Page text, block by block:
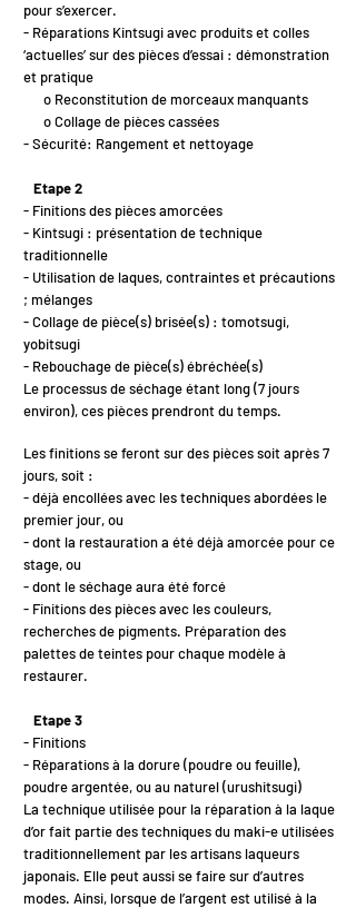
pour s’exercer.
- Réparations Kintsugi avec produits et colles
‘actuelles’ sur des pièces d’essai : démonstration
et pratique
o Reconstitution de morceaux manquants
o Collage de pièces cassées
- Sécurité: Rangement et nettoyage
Etape 2
- Finitions des pièces amorcées
- Kintsugi : présentation de technique
traditionnelle
- Utilisation de laques, contraintes et précautions
; mélanges
- Collage de pièce(s) brisée(s) : tomotsugi,
yobitsugi
- Rebouchage de pièce(s) ébréchée(s)
Le processus de séchage étant long (7 jours
environ), ces pièces prendront du temps.
Les finitions se feront sur des pièces soit après 7
jours, soit :
- déjà encollées avec les techniques abordées le
premier jour, ou
- dont la restauration a été déjà amorcée pour ce
stage, ou
- dont le séchage aura été forcé
- Finitions des pièces avec les couleurs,
recherches de pigments. Préparation des
palettes de teintes pour chaque modèle à
restaurer.
Etape 3
- Finitions
- Réparations à la dorure (poudre ou feuille),
poudre argentée, ou au naturel (urushitsugi)
La technique utilisée pour la réparation à la laque
d’or fait partie des techniques du maki-e utilisées
traditionnellement par les artisans laqueurs
japonais. Elle peut aussi se faire sur d’autres
modes. Ainsi, lorsque de l’argent est utilisé à la